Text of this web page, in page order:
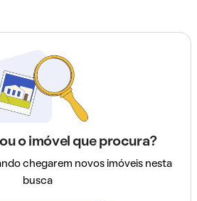
o imóvel que procura?
chegarem novos imóveis nesta
busca